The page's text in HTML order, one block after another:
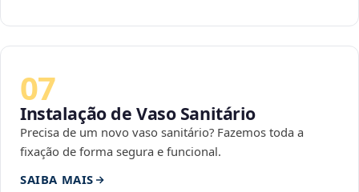
07
Instalação de Vaso Sanitário
Precisa de um novo vaso sanitário? Fazemos toda a
fixação de forma segura e funcional.
SAIBA MAIS